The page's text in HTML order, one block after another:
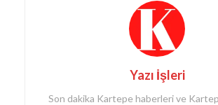
Yazı İşleri
Son dakika Kartepe haberleri ve